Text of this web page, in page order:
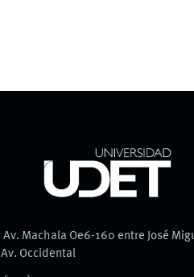
Av. Machala Oe6-160 entre José
Av. Occidental